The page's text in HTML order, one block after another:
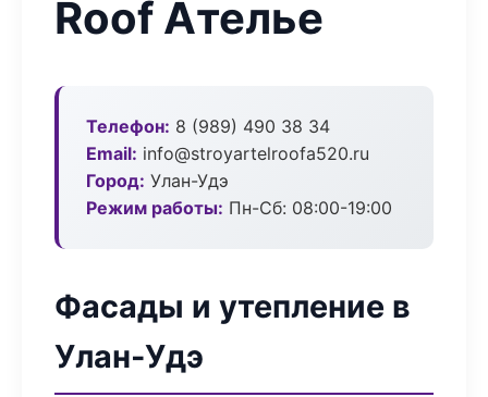
Roof Ателье
Телефон: 8 (989) 490 38 34
Email: info@stroyartelroofa520.ru
Город: Улан-Удэ
Режим работы: Пн-Сб: 08:00-19:00
Фасады и утепление в
Улан-Удэ